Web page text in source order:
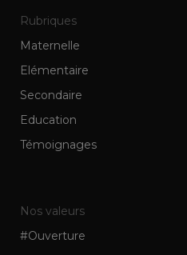
Rubriques
Maternelle
Elémentaire
Secondaire
Education
Témoignages
Nos valeurs
#Ouverture